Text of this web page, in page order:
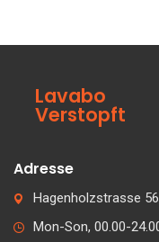
Lavabo
Verstopft
Adresse
Hagenholzstrasse
Mon-Son, 00.00-